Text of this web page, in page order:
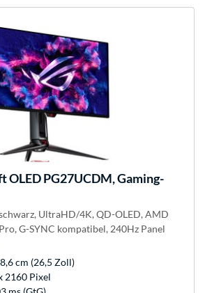
OLED PG27UCDM, Gaming-
UltraHD/4K, QD-OLED, AMD
G-SYNC kompatibel, 240Hz Panel
cm (26,5 Zoll)
2160 Pixel